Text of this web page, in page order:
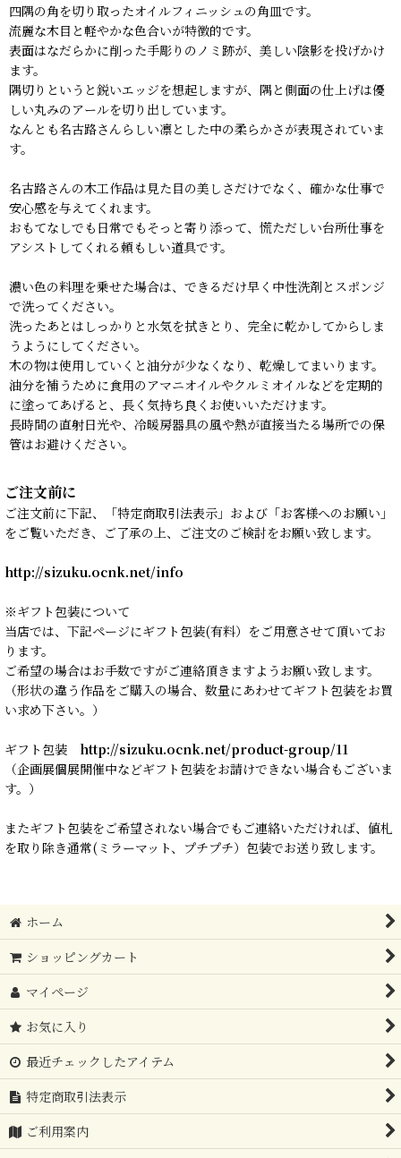
四隅の角を切り取ったオイルフィニッシュの角皿です。
流麗な木目と軽やかな色合いが特徴的です。
表面はなだらかに削った手彫りのノミ跡が、美しい陰影を投げかけ
ます。
隅切りというと鋭いエッジを想起しますが、隅と側面の仕上げは優
しい丸みのアールを切り出しています。
なんとも名古路さんらしい凛とした中の柔らかさが表現されていま
す。
名古路さんの木工作品は見た目の美しさだけでなく、確かな仕事で
安心感を与えてくれます。
おもてなしでも日常でもそっと寄り添って、慌ただしい台所仕事を
アシストしてくれる頼もしい道具です。
濃い色の料理を乗せた場合は、できるだけ早く中性洗剤とスポンジ
で洗ってください。
洗ったあとはしっかりと水気を拭きとり、完全に乾かしてからしま
うようにしてください。
木の物は使用していくと油分が少なくなり、乾燥してまいります。
油分を補うために食用のアマニオイルやクルミオイルなどを定期的
に塗ってあげると、長く気持ち良くお使いいただけます。
長時間の直射日光や、冷暖房器具の風や熱が直接当たる場所での保
管はお避けください。
ご注文前に
ご注文前に下記、「特定商取引法表示」および「お客様へのお願い」
をご覧いただき、ご了承の上、ご注文のご検討をお願い致します。
http://sizuku.ocnk.net/info
※ギフト包装について
当店では、下記ページにギフト包装(有料）をご用意させて頂いてお
ります。
ご希望の場合はお手数ですがご連絡頂きますようお願い致します。
（形状の違う作品をご購入の場合、数量にあわせてギフト包装をお買
い求め下さい。）
ギフト包装 http://sizuku.ocnk.net/product-group/11
（企画展個展開催中などギフト包装をお請けできない場合もございま
す。）
またギフト包装をご希望されない場合でもご連絡いただければ、値札
を取り除き通常(ミラーマット、プチプチ）包装でお送り致します。
ホーム
ショッピングカート
マイページ
お気に入り
最近チェックしたアイテム
特定商取引法表示
ご利用案内